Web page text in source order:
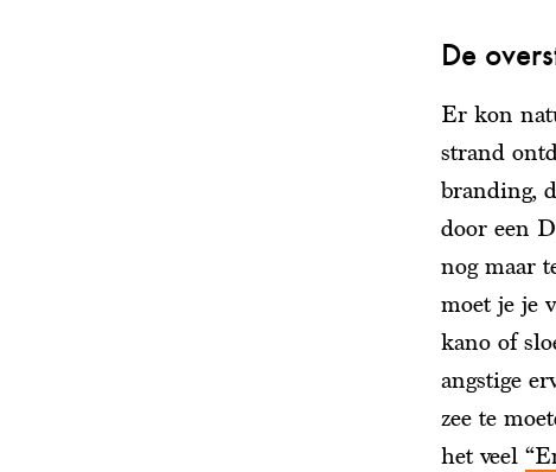
De
Er kon
strand
branding,
door een
nog maar
moet je je
kano of
angstige
zee te
het veel